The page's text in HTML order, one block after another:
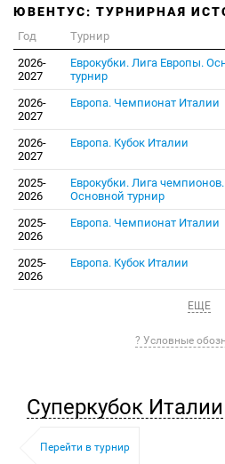
ЮВЕНТУС: ТУРНИРНАЯ
Год Турнир
2026-
2027
Еврокубки. Лига Европы.
турнир
2026-
2027
Европа. Чемпионат Италии
2026-
2027
Европа. Кубок Италии
2025-
2026
Еврокубки. Лига чемпионов.
Основной турнир
2025-
2026
Европа. Чемпионат Италии
2025-
2026
Европа. Кубок Италии
ЕЩЕ
? Условные
Суперкубок Италии
Перейти в турнир